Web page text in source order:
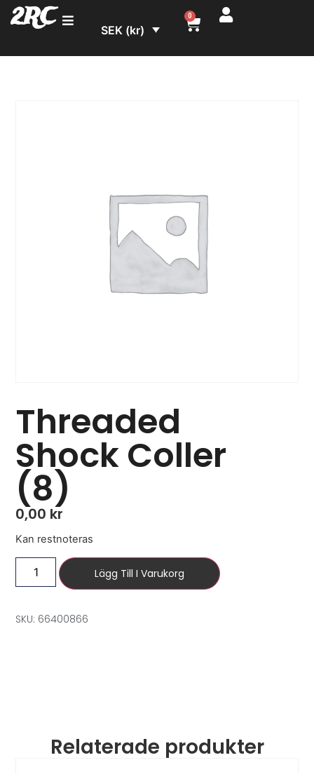
2RC SEK (kr)
0
Threaded
Shock Coller
(8)
0,00 kr
Kan restnoteras
Lägg Till I Varukorg
SKU: 66400866
Relaterade produkter